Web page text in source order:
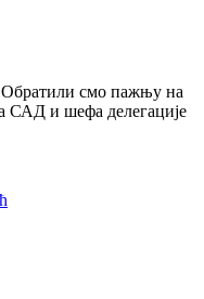
Обратили смо пажњу на
САД и шефа делегације